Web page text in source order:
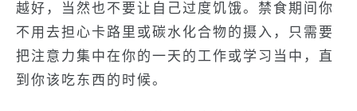
越好，当然也不要让自己过度饥饿。禁食期间你
不用去担心卡路里或碳水化合物的摄入，只需要
把注意力集中在你的一天的工作或学习当中，直
到你该吃东西的时候。